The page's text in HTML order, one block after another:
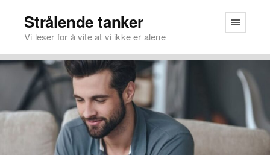
Strålende tanker
Vi leser for å vite at vi ikke er alene